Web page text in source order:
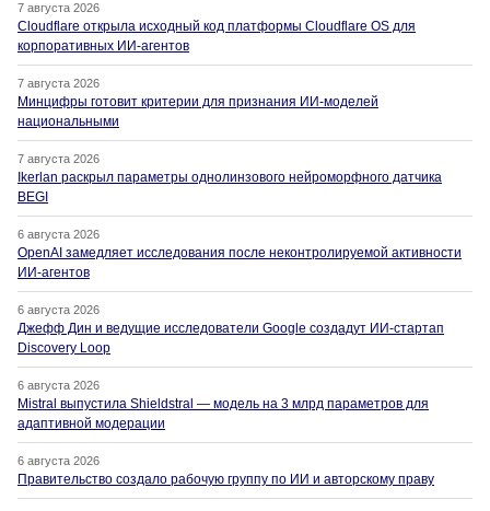
7 августа 2026
Cloudflare открыла исходный код платформы Cloudflare OS для
корпоративных ИИ-агентов
7 августа 2026
Минцифры готовит критерии для признания ИИ-моделей
национальными
7 августа 2026
Ikerlan раскрыл параметры однолинзового нейроморфного датчика
BEGI
6 августа 2026
OpenAI замедляет исследования после неконтролируемой активности
ИИ-агентов
6 августа 2026
Джефф Дин и ведущие исследователи Google создадут ИИ-стартап
Discovery Loop
6 августа 2026
Mistral выпустила Shieldstral — модель на 3 млрд параметров для
адаптивной модерации
6 августа 2026
Правительство создало рабочую группу по ИИ и авторскому праву